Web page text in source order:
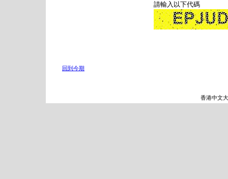
請輸入以下代碼
回到今期
香港中文